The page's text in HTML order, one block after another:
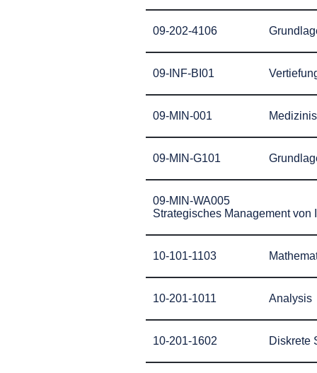
09-202-4106
09-INF-BI01
09-MIN-001
09-MIN-G101
09-MIN-WA005
Strategisches Management
10-101-1103
10-201-1011 Analysis
10-201-1602 Diskrete